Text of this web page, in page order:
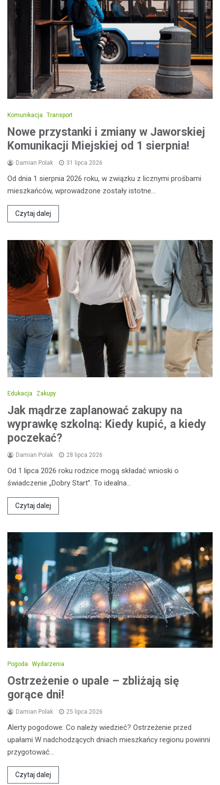
Komunikacja Transport
Nowe przystanki i zmiany w Jaworskiej
Komunikacji Miejskiej od 1 sierpnia!
Damian Polak 31 lipca 2026
Od dnia 1 sierpnia 2026 roku, w związku z licznymi prośbami
mieszkańców, wprowadzone zostały istotne…
Czytaj dalej
Edukacja Zakupy
Jak mądrze zaplanować zakupy na
wyprawkę szkolną: Kiedy kupić, a kiedy
poczekać?
Damian Polak 28 lipca 2026
Od 1 lipca 2026 roku rodzice mogą składać wnioski o
świadczenie „Dobry Start”. To idealna…
Czytaj dalej
Pogoda Wydarzenia
Ostrzeżenie o upale – zbliżają się
gorące dni!
Damian Polak 25 lipca 2026
Alerty pogodowe: Co należy wiedzieć? Ostrzeżenie przed
upałami W nadchodzących dniach mieszkańcy regionu powinni
przygotować…
Czytaj dalej